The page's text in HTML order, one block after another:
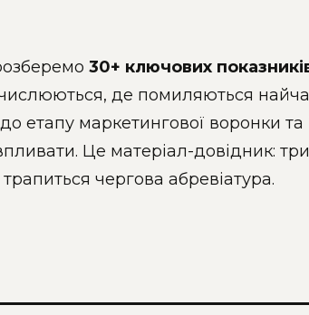
30+ ключових
де помиляються
етапу маркетингової воронки та
Це матеріал-довідник:
чергова абревіатура.